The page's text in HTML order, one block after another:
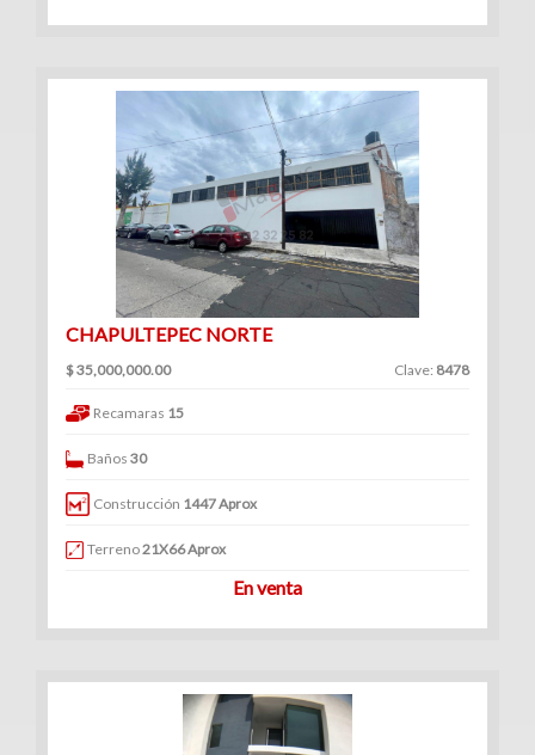
CHAPULTEPEC NORTE
$ 35,000,000.00 Clave: 8478
Recamaras 15
Baños30
Construcción 1447 Aprox
Terreno21X66 Aprox
En venta